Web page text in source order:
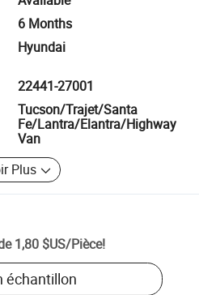
6 Months
Hyundai
22441-27001
Tucson/Trajet/Santa
Fe/Lantra/Elantra/Highway
Van
Plus
1,80 $US/Pièce!
échantillon